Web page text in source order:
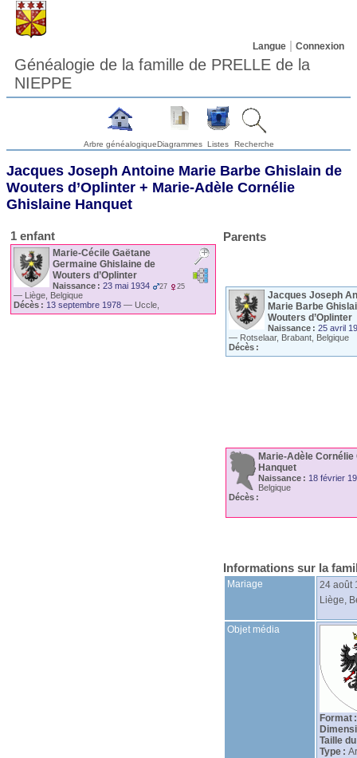
Langue Connexion
Généalogie de la famille de PRELLE de la
NIEPPE
Arbre généalogiqueDiagrammes Listes Recherche
Jacques Joseph Antoine Marie Barbe Ghislain de
Wouters d’Oplinter + Marie-Adèle Cornélie
Ghislaine Hanquet
1 enfant
Marie-Cécile Gaëtane
Germaine Ghislainede
Wouters d’Oplinter
Naissance : 23 mai 1934 27 25
— Liège, Belgique
Décès : 13 septembre 1978 — Uccle,
Bruxelles, Belgique
Parents
Jacques Joseph
Marie Barbe
Wouters d’Oplinter
Naissance : 25 avril
— Rotselaar, Brabant, Belgique
Décès :
Marie-Adèle Cornélie
Hanquet
Naissance : 18 février
Belgique
Décès :
Informations sur la
Mariage
24 août
Liège,
Objet média
Format :
Taille
Type :